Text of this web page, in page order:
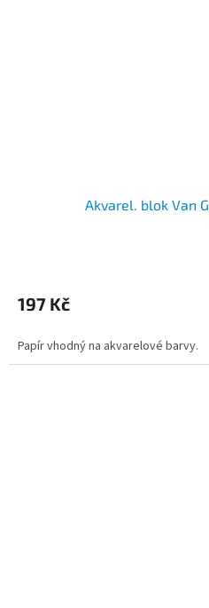
Akvarel. blok Van
197 Kč
Papír vhodný na akvarelové barvy.